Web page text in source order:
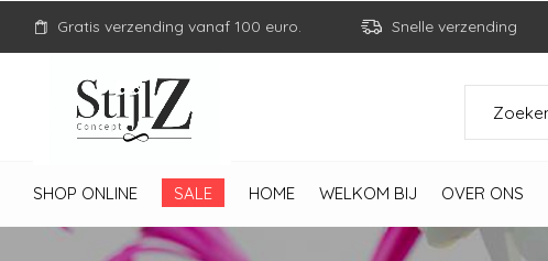
SHOP ONLINE SALE HOME WELKOM BIJ OVER ONS
Gratis verzending vanaf 100 euro. Snelle verzending